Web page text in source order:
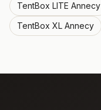
TentBox LITE Annecy
TentBox XL Annecy